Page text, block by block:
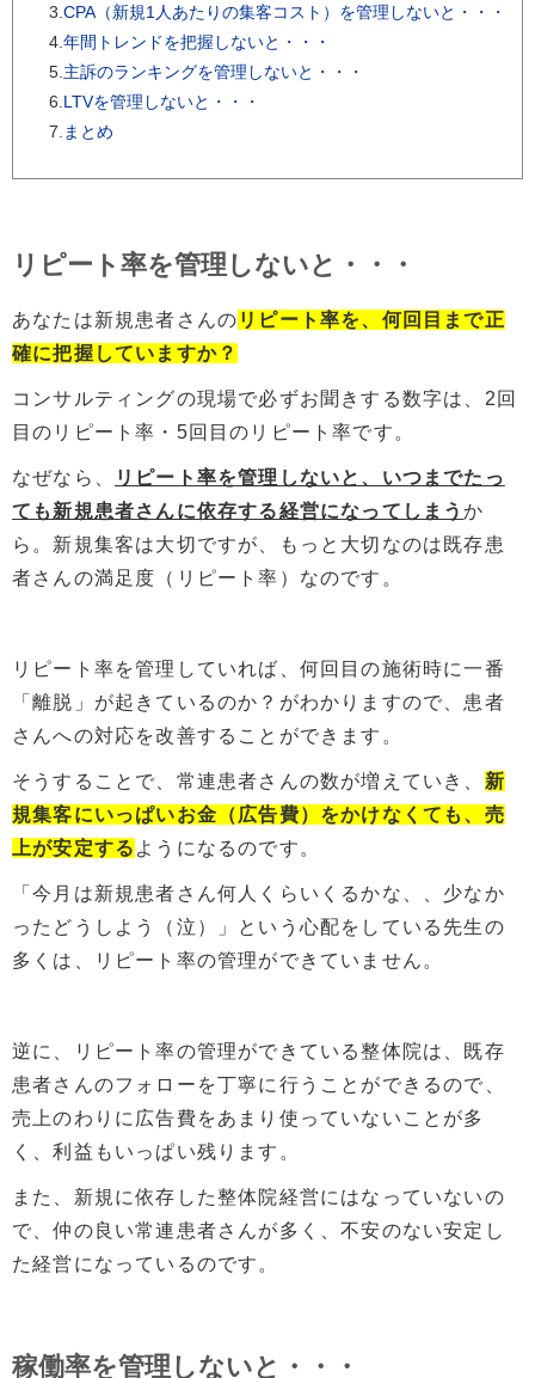
3. CPA（新規1人あたりの集客コスト）を管理しないと・・・
4. 年間トレンドを把握しないと・・・
5. 主訴のランキングを管理しないと・・・
6. LTVを管理しないと・・・
7. まとめ
リピート率を管理しないと・・・
あなたは新規患者さんの リピート率を、何回目まで正
確に把握していますか？
コンサルティングの現場で必ずお聞きする数字は、2回
目のリピート率・5回目のリピート率です。
なぜなら、
リピート率を管理しないと、いつまでたっ
ても新規患者さんに依存する経営になってしまうか
ら。新規集客は大切ですが、もっと大切なのは既存患
者さんの満足度（リピート率）なのです。
リピート率を管理していれば、何回目の施術時に一番
「離脱」が起きているのか？がわかりますので、患者
さんへの対応を改善することができます。
そうすることで、常連患者さんの数が増えていき、 新
規集客にいっぱいお金（広告費）をかけなくても、売
上が安定する ようになるのです。
「今月は新規患者さん何人くらいくるかな、、少なか
ったどうしよう（泣）」という心配をしている先生の
多くは、リピート率の管理ができていません。
逆に、リピート率の管理ができている整体院は、既存
患者さんのフォローを丁寧に行うことができるので、
売上のわりに広告費をあまり使っていないことが多
く、利益もいっぱい残ります。
また、新規に依存した整体院経営にはなっていないの
で、仲の良い常連患者さんが多く、不安のない安定し
た経営になっているのです。
稼働率を管理しないと・・・